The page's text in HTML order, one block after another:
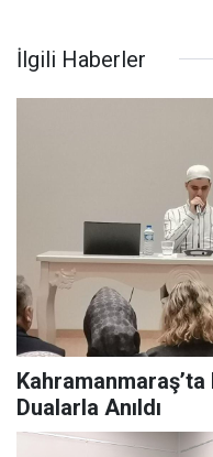
İlgili Haberler
Dualarla Anıldı